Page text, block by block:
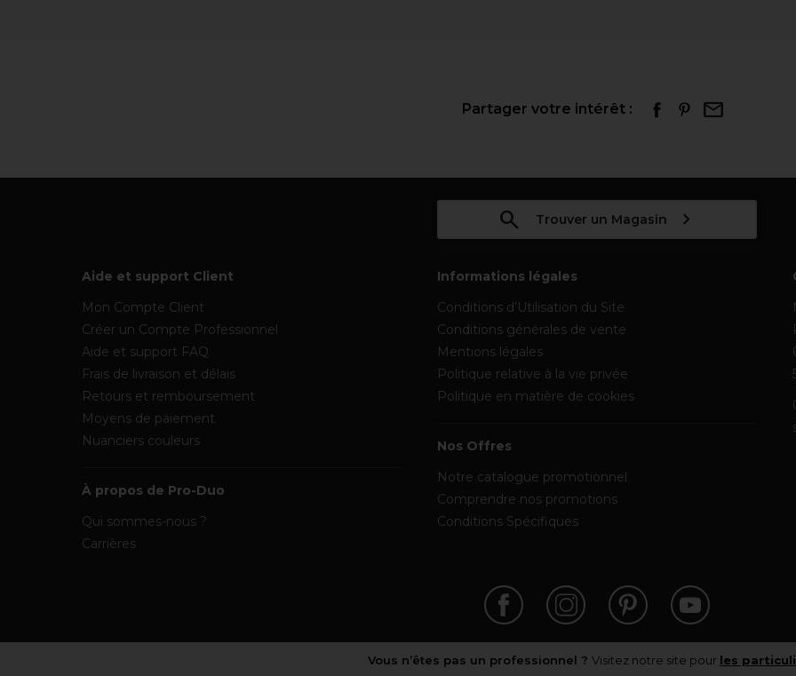
Partager votre intérêt :
Trouver un Magasin
Aide et support Client
Mon Compte Client
Créer un Compte Professionnel
Aide et support FAQ
Frais de livraison et délais
Retours et remboursement
Moyens de paiement
Nuanciers couleurs
À propos de Pro-Duo
Qui sommes-nous ?
Carrières
Informations légales
Conditions d’Utilisation du Site
Conditions générales de vente
Mentions légales
Politique relative à la vie privée
Politique en matière de cookies
Nos Offres
Notre catalogue promotionnel
Comprendre nos promotions
Conditions Spécifiques
Vous n’êtes pas un professionnel ? Visitez notre site pour les